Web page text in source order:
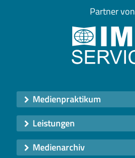
Partner von
Medienpraktikum
Leistungen
Medienarchiv